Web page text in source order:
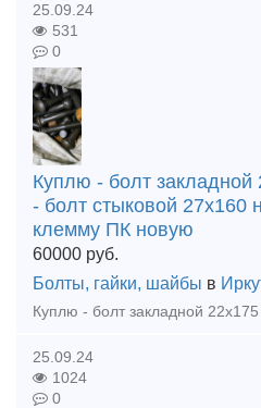
25.09.24
531
0
Куплю - болт
- болт стыковой 27х160
клемму ПК новую
60000 руб.
Болты, гайки, шайбы в
25.09.24
1024
0